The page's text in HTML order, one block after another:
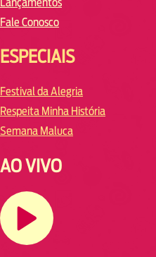
Fale Conosco
ESPECIAIS
Festival da Alegria
Respeita Minha História
Semana Maluca
AO VIVO